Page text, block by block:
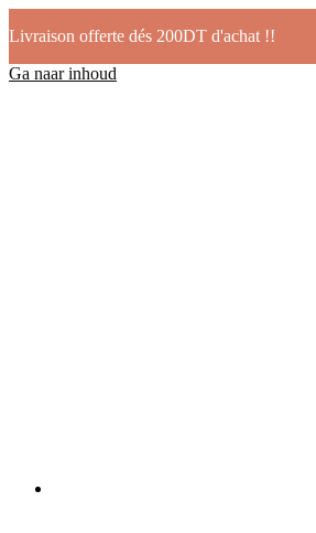
Livraison offerte dés 200DT d'achat !!
Ga naar inhoud